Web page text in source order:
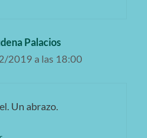
Palacios
2019 a las 18:00
Un abrazo.